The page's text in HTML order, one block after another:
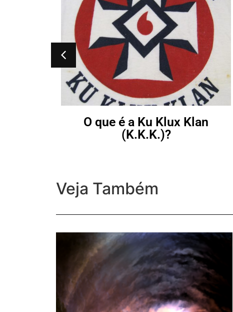
O que é a Ku Klux Klan
(K.K.K.)?
Veja Também